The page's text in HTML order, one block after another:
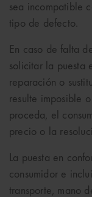
sea incompatible
tipo de defecto.
En caso de falta
solicitar la puesta
reparación o
resulte imposible
proceda, el
precio o la
La puesta en
consumidor e
transporte, mano